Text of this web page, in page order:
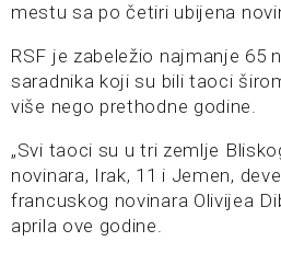
mestu sa po četiri ubijena
RSF je zabeležio najmanje 65
saradnika koji su bili taoci
više nego prethodne godine.
„Svi taoci su u tri zemlje
novinara, Irak, 11 i Jemen,
francuskog novinara Olivijea
aprila ove godine.